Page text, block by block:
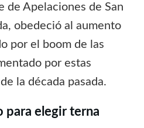
de Apelaciones de San
obedeció al aumento
por el boom de las
por estas
la década pasada.
para elegir terna